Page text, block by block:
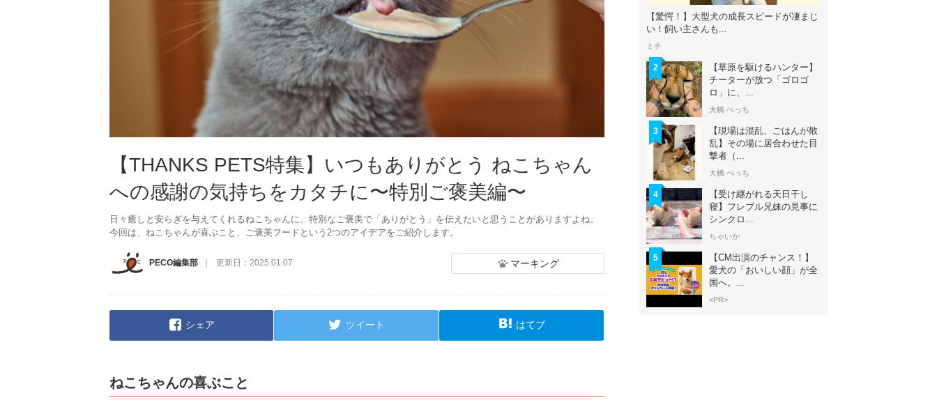
【THANKS PETS特集】いつもありがとう ねこちゃん
への感謝の気持ちをカタチに〜特別ご褒美編〜
日々癒しと安らぎを与えてくれるねこちゃんに、特別なご褒美で「ありがとう」を伝えたいと思うことがありますよね。
今回は、ねこちゃんが喜ぶこと、ご褒美フードという2つのアイデアをご紹介します。
PECO編集部 更新日： 2025.01.07 マーキング
シェア ツイート はてブ
ねこちゃんの喜ぶこと
【驚愕！】大型犬の成長スピードが凄まじ
い！飼い主さんも...
ミチ
2
【草原を駆けるハンター】
チーターが放つ「ゴロゴ
ロ」に、...
大橋 ぺっち
3
【現場は混乱、ごはんが散
乱】その場に居合わせた目
撃者（...
大橋 ぺっち
4
【受け継がれる天日干し
寝】フレブル兄妹の見事に
シンクロ...
ちゃいか
5
【CM出演のチャンス！】
愛犬の「おいしい顔」が全
国へ。...
<PR>